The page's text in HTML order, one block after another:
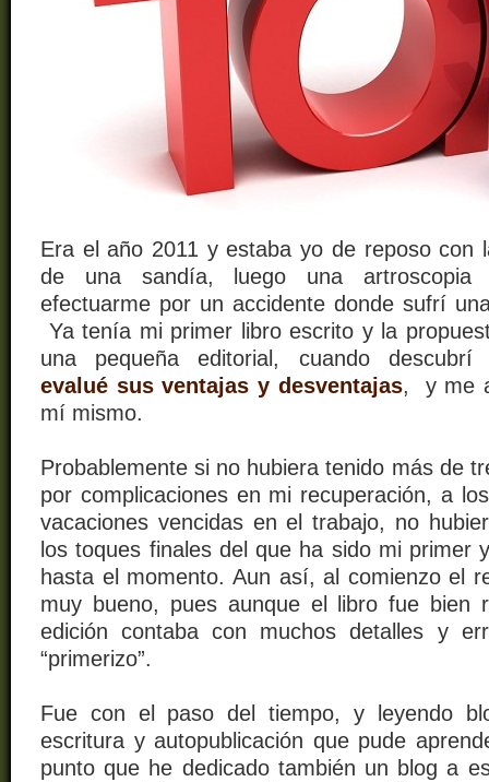
Era el año 2011 y estaba yo de reposo con
de una sandía, luego una artroscopia
efectuarme por un accidente donde sufrí
Ya tenía mi primer libro escrito y la
una pequeña editorial, cuando descubrí
evalué sus ventajas y desventajas, y me
mí mismo.
Probablemente si no hubiera tenido más de
por complicaciones en mi recuperación, a
vacaciones vencidas en el trabajo, no
los toques finales del que ha sido mi primer
hasta el momento. Aun así, al comienzo el
muy bueno, pues aunque el libro fue bien
edición contaba con muchos detalles y
“primerizo”.
Fue con el paso del tiempo, y leyendo
escritura y autopublicación que pude
punto que he dedicado también un blog a